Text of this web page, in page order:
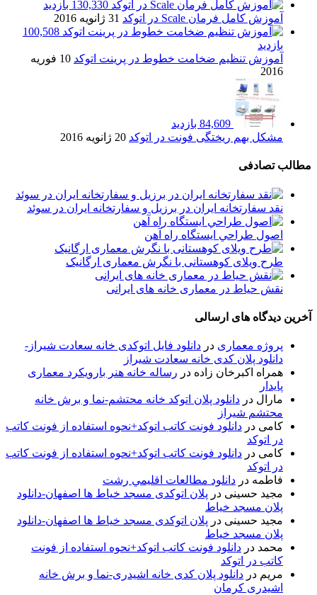
130,330 بازدید
آموزش کامل فرمان Scale در اتوکد
31 ژانویه 2016
100,508
بازدید
آموزش تنظیم ضخامت خطوط در پرینت اتوکد
10 فوریه
2016
84,609 بازدید
مشکل بهم ریختگی فونت در اتوکد 20 ژانویه 2016
مطالب تصادفی
نقد سفارتخانه ایران در برزیل و سفارتخانه ایران در سوئد
اصول طراحي ایستگاه راه آهن
طرح ویلای کوهستانی با نگرش معماری ارگانیک
نقش حیاط در معماری خانه های ایرانی
آخرین دیدگاه های ارسالی
پروژه معماری در دانلود فایل اتوکدی خانه سعادت شیراز-
دانلود پلان کدی خانه سعادت شیراز
همراه اکبرخان زاده در رساله خانه هنر بارویکرد معماری
پایدار
مارال در دانلود پلان اتوکد خانه محتشم-نما و برش خانه
محتشم شیراز
کامی در دانلود فونت کاتب اتوکد+نحوه استفاده از فونت کاتب
در اتوکد
کامی در دانلود فونت کاتب اتوکد+نحوه استفاده از فونت کاتب
در اتوکد
فاطمه در دانلود مطالعات اقليمي رشت
مجید حسینی در پلان اتوکدی مسجد خیاط ها اصفهان-دانلود
پلان مسجد خیاط
مجید حسینی در پلان اتوکدی مسجد خیاط ها اصفهان-دانلود
پلان مسجد خیاط
محمد در دانلود فونت کاتب اتوکد+نحوه استفاده از فونت
کاتب در اتوکد
مریم در دانلود پلان کدی خانه اشیدری-نما و برش خانه
اشیدری کرمان